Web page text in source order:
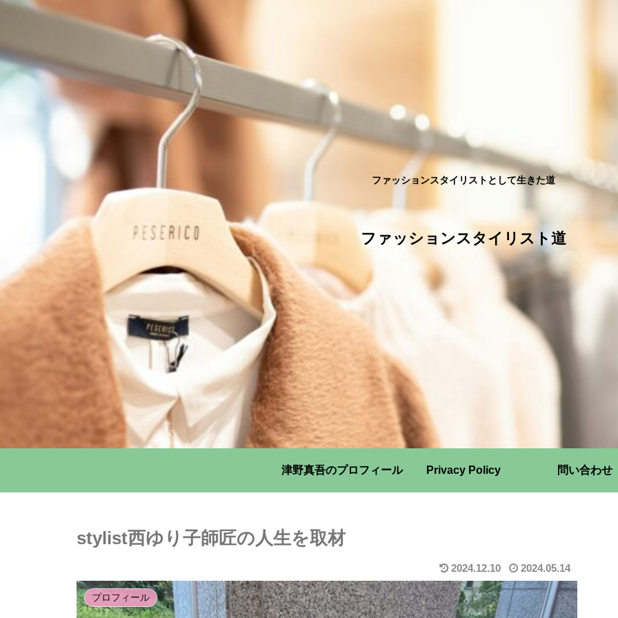
ファッションスタイリストとして生きた道
ファッションスタイリスト道
津野真吾のプロフィール Privacy Policy 問い合わせ
stylist西ゆり子師匠の人生を取材
2024.12.10 2024.05.14
プロフィール